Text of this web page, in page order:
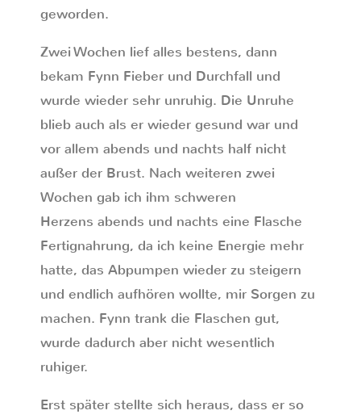
geworden.
Zwei Wochen lief alles bestens, dann
bekam Fynn Fieber und Durchfall und
wurde wieder sehr unruhig. Die Unruhe
blieb auch als er wieder gesund war und
vor allem abends und nachts half nicht
außer der Brust. Nach weiteren zwei
Wochen gab ich ihm schweren
Herzens abends und nachts eine Flasche
Fertignahrung, da ich keine Energie mehr
hatte, das Abpumpen wieder zu steigern
und endlich aufhören wollte, mir Sorgen zu
machen. Fynn trank die Flaschen gut,
wurde dadurch aber nicht wesentlich
ruhiger.
Erst später stellte sich heraus, dass er so